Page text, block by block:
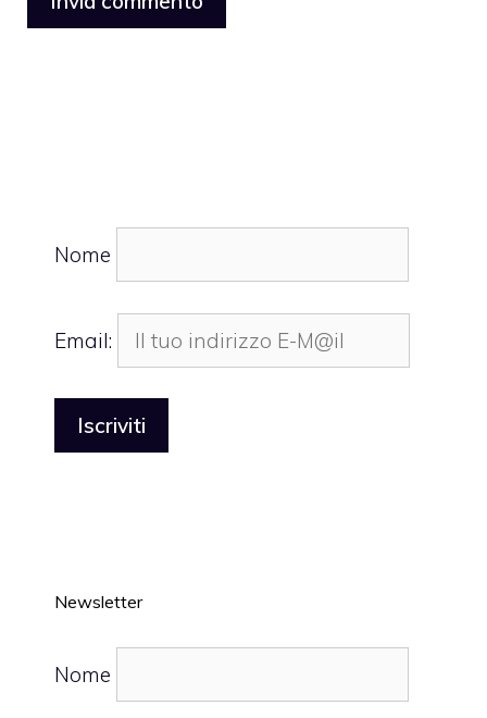
Nome
Email:
Newsletter
Nome